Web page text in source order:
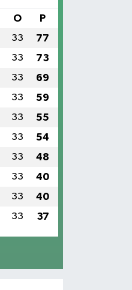
O P
33 77
33 73
33 69
33 59
33 55
33 54
33 48
33 40
33 40
33 37